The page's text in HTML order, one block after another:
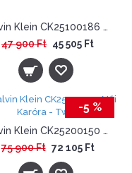
Calvin Klein CK25100186 Női Karóra - Forme
47 900 Ft 45 505 Ft
-5 %
Calvin Klein CK25200150 Női Karóra - Twist
75 900 Ft 72 105 Ft